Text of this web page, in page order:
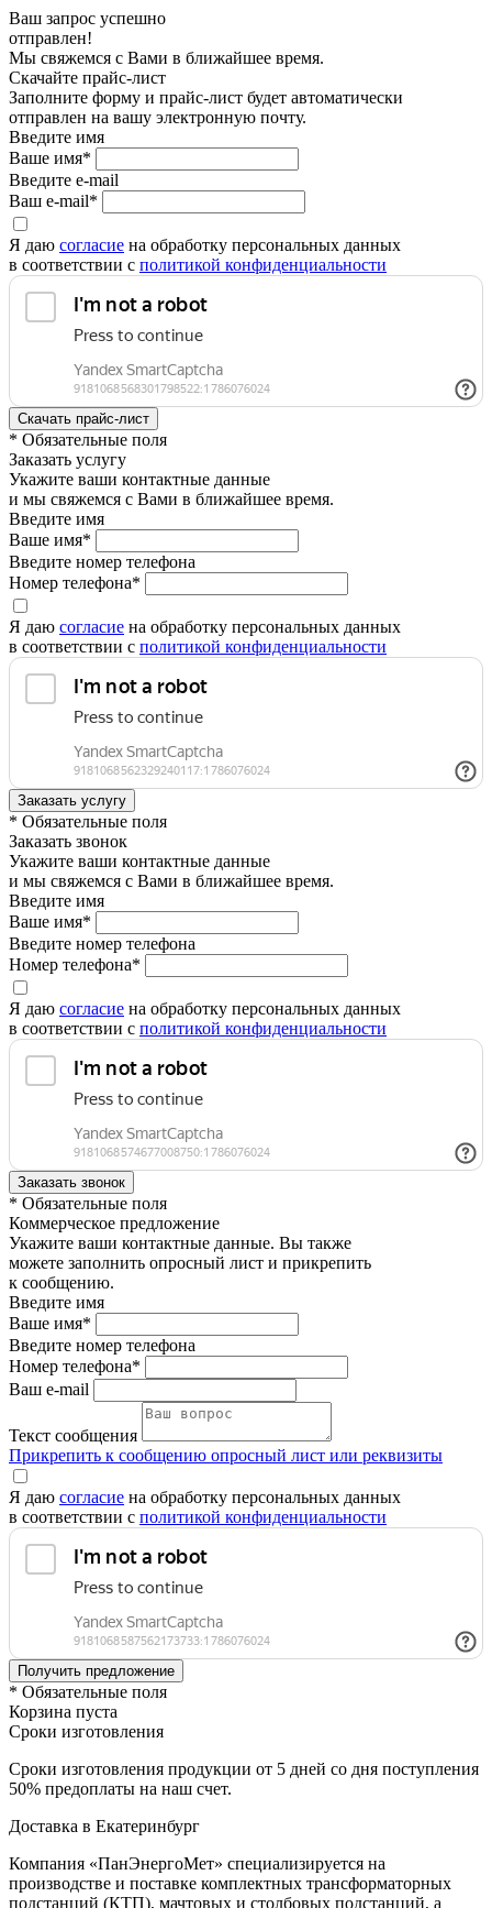
Ваш запрос успешно
отправлен!
Мы свяжемся с Вами в ближайшее время.
Скачайте прайс-лист
Заполните форму и прайс-лист будет автоматически
отправлен на вашу электронную почту.
Введите имя
Ваше имя*
Введите e-mail
Ваш e-mail*
Я даю согласие на обработку персональных данных
в соответствии с политикой конфиденциальности
* Обязательные поля
Заказать услугу
Укажите ваши контактные данные
и мы свяжемся с Вами в ближайшее время.
Введите имя
Ваше имя*
Введите номер телефона
Номер телефона*
Я даю согласие на обработку персональных данных
в соответствии с политикой конфиденциальности
* Обязательные поля
Заказать звонок
Укажите ваши контактные данные
и мы свяжемся с Вами в ближайшее время.
Введите имя
Ваше имя*
Введите номер телефона
Номер телефона*
Я даю согласие на обработку персональных данных
в соответствии с политикой конфиденциальности
* Обязательные поля
Коммерческое предложение
Укажите ваши контактные данные. Вы также
можете заполнить опросный лист и прикрепить
к сообщению.
Введите имя
Ваше имя*
Введите номер телефона
Номер телефона*
Ваш e-mail
Текст сообщения
Прикрепить к сообщению опросный лист или реквизиты
Я даю согласие на обработку персональных данных
в соответствии с политикой конфиденциальности
* Обязательные поля
Корзина пуста
Сроки изготовления
Сроки изготовления продукции от 5 дней со дня поступления
50% предоплаты на наш счет.
Доставка в Екатеринбург
Компания «ПанЭнергоМет» специализируется на
производстве и поставке комплектных трансформаторных
подстанций (КТП), мачтовых и столбовых подстанций, а